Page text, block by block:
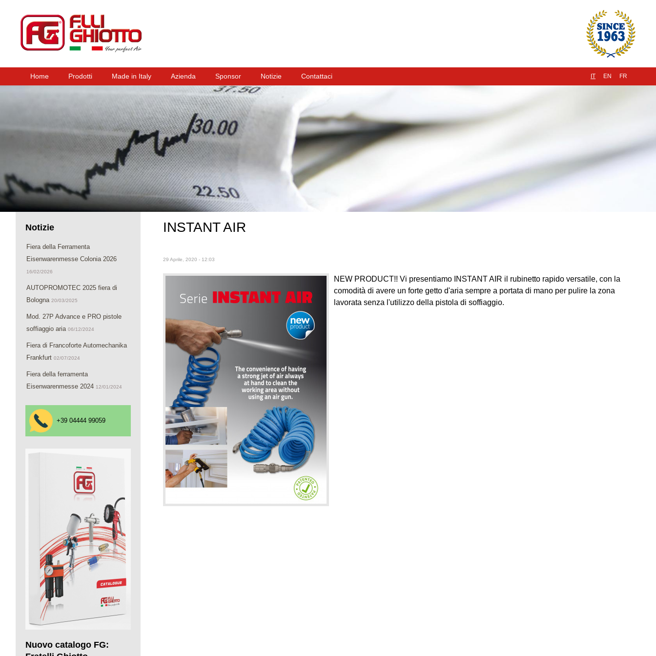
Home Prodotti Made in Italy Azienda Sponsor Notizie Contattaci IT EN FR
INSTANT AIR
29 Aprile, 2020 - 12:03
NEW PRODUCT!! Vi presentiamo INSTANT AIR il rubinetto rapido versatile, con la
comodità di avere un forte getto d'aria sempre a portata di mano per pulire la zona
lavorata senza l'utilizzo della pistola di soffiaggio.
Notizie
Fiera della Ferramenta
Eisenwarenmesse Colonia 2026
16/02/2026
AUTOPROMOTEC 2025 fiera di
Bologna 20/03/2025
Mod. 27P Advance e PRO pistole
soffiaggio aria 06/12/2024
Fiera di Francoforte Automechanika
Frankfurt 02/07/2024
Fiera della ferramenta
Eisenwarenmesse 2024 12/01/2024
+39 04444 99059
Nuovo catalogo FG: